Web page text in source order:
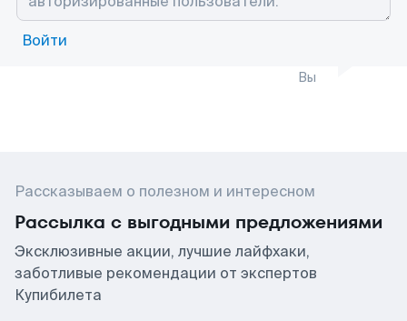
Войти
Вы
Рассказываем о полезном и интересном
Рассылка с выгодными предложениями
Эксклюзивные акции, лучшие лайфхаки,
заботливые рекомендации от экспертов
Купибилета